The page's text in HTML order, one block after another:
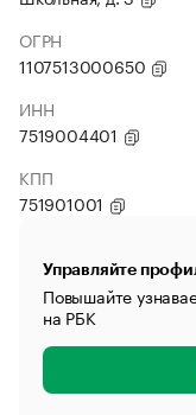
ОГРН
1107513000650
ИНН
7519004401
КПП
751901001
Управляйте
Повышайте
на РБК